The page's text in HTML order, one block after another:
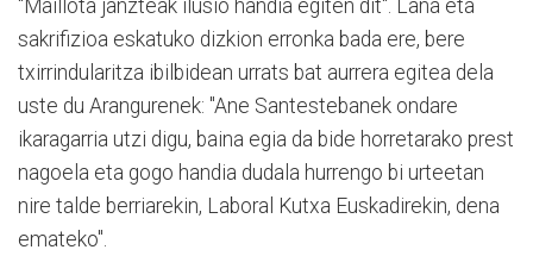
"Maillota janzteak ilusio handia egiten dit". Lana eta
sakrifizioa eskatuko dizkion erronka bada ere, bere
txirrindularitza ibilbidean urrats bat aurrera egitea dela
uste du Arangurenek: "Ane Santestebanek ondare
ikaragarria utzi digu, baina egia da bide horretarako prest
nagoela eta gogo handia dudala hurrengo bi urteetan
nire talde berriarekin, Laboral Kutxa Euskadirekin, dena
emateko".